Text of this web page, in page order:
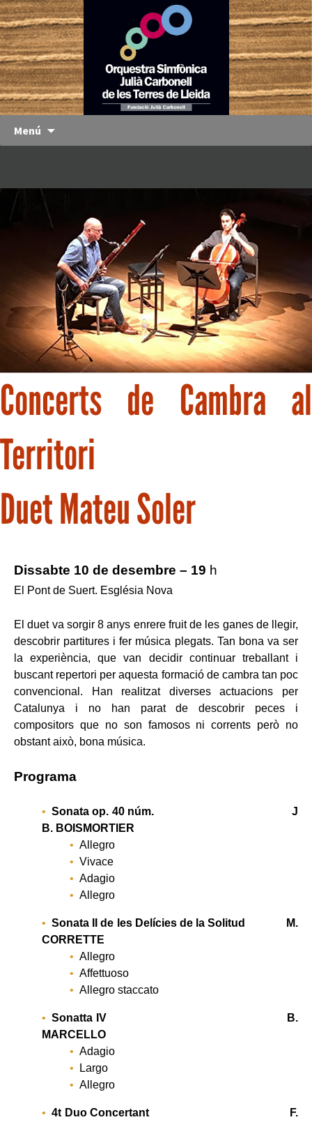
OJC
Orquestra
Simfònica
Julià
Carbonell
de les
Terres de
Lleida
Menú
Concerts de Cambra al
Territori
Duet Mateu Soler
Dissabte 10 de desembre – 19 h
El Pont de Suert. Església Nova
El duet va sorgir 8 anys enrere fruit de les ganes de llegir,
descobrir partitures i fer música plegats. Tan bona va ser
la experiència, que van decidir continuar treballant i
buscant repertori per aquesta formació de cambra tan poc
convencional. Han realitzat diverses actuacions per
Catalunya i no han parat de descobrir peces i
compositors que no son famosos ni corrents però no
obstant això, bona música.
Programa
Sonata op. 40 núm. J
B. BOISMORTIER
Allegro
Vivace
Adagio
Allegro
Sonata II de les Delícies de la Solitud M.
CORRETTE
Allegro
Affettuoso
Allegro staccato
Sonatta IV B.
MARCELLO
Adagio
Largo
Allegro
4t Duo Concertant F.